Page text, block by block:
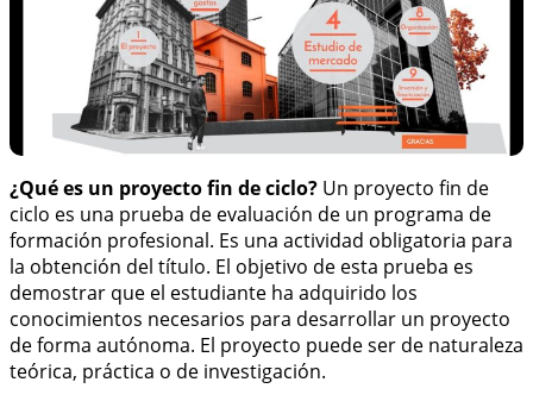
¿Qué es un proyecto fin de ciclo? Un proyecto fin de
ciclo es una prueba de evaluación de un programa de
formación profesional. Es una actividad obligatoria para
la obtención del título. El objetivo de esta prueba es
demostrar que el estudiante ha adquirido los
conocimientos necesarios para desarrollar un proyecto
de forma autónoma. El proyecto puede ser de naturaleza
teórica, práctica o de investigación.